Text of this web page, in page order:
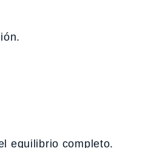
equilibrio completo.